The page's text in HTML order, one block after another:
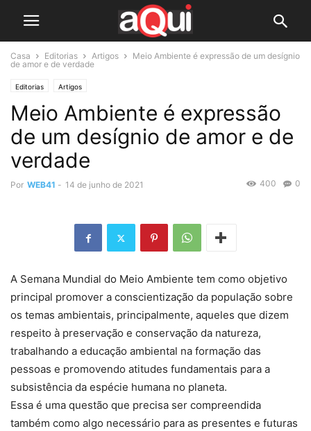
Casa Editorias Artigos
Meio Ambiente é expressão de um desígnio
de amor e de verdade
Editorias Artigos
Meio Ambiente é expressão
de um desígnio de amor e de
verdade
Por WEB41 - 14 de junho de 2021 0
400
A Semana Mundial do Meio Ambiente tem como objetivo
principal promover a conscientização da população sobre
os temas ambientais, principalmente, aqueles que dizem
respeito à preservação e conservação da natureza,
trabalhando a educação ambiental na formação das
pessoas e promovendo atitudes fundamentais para a
subsistência da espécie humana no planeta.
Essa é uma questão que precisa ser compreendida
também como algo necessário para as presentes e futuras